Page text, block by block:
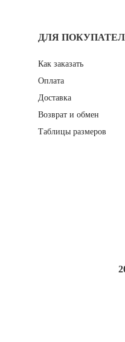
ДЛЯ
Как заказать
Оплата
Доставка
Возврат и обмен
Таблицы размеров